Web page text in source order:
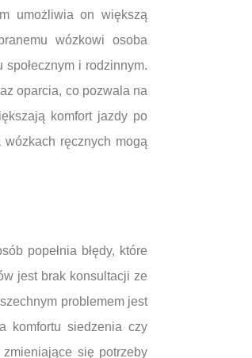
umożliwia on większą
wózkowi osoba
i rodzinnym.
oparcia, co pozwala na
komfort jazdy po
ręcznych mogą
popełnia błędy, które
jest brak konsultacji ze
problemem jest
komfortu siedzenia czy
się potrzeby